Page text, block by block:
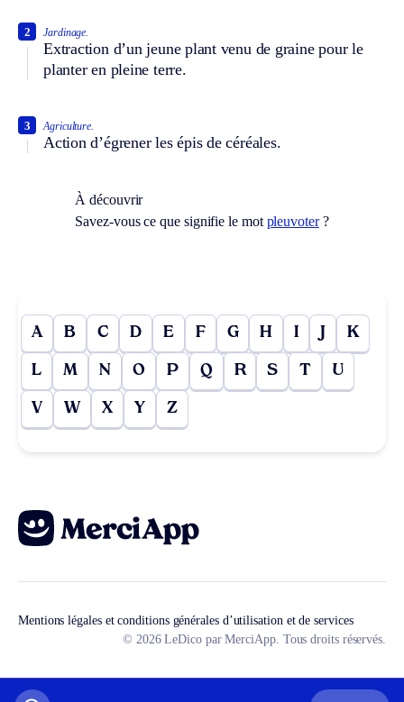
Jardinage.
Extraction d’un jeune plant venu de graine pour le
planter en pleine terre.
2
Agriculture.
Action d’égrener les épis de céréales.
3
À découvrir
Savez-vous ce que signifie le mot pleuvoter?
A B C D E F G H I J K
L M N O P Q R S T U
V W X Y Z
Mentions légales et conditions générales d’utilisation et de services
© 2026 LeDico par MerciApp. Tous droits réservés.